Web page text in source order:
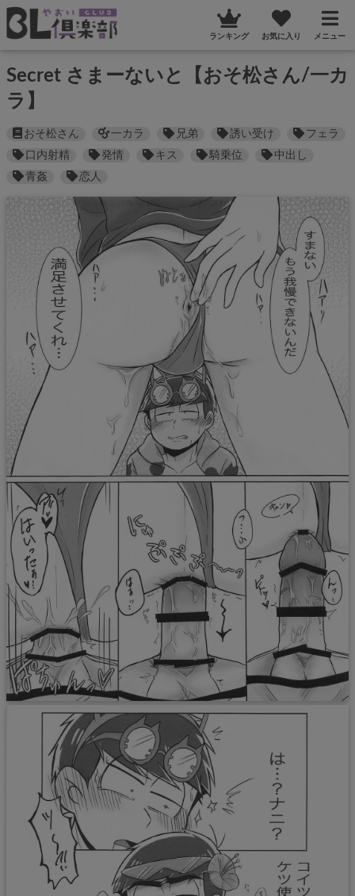
ランキング お気に入り メニュー
Secret さまーないと【おそ松さん/一カ
ラ】
おそ松さん 一カラ 兄弟 誘い受け
フェラ
口内射精
発情 キス 騎乗位
中出し
青姦
恋人